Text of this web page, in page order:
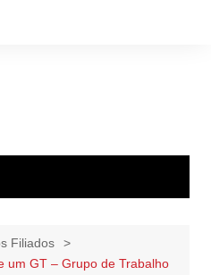
Filiados
um GT – Grupo de Trabalho